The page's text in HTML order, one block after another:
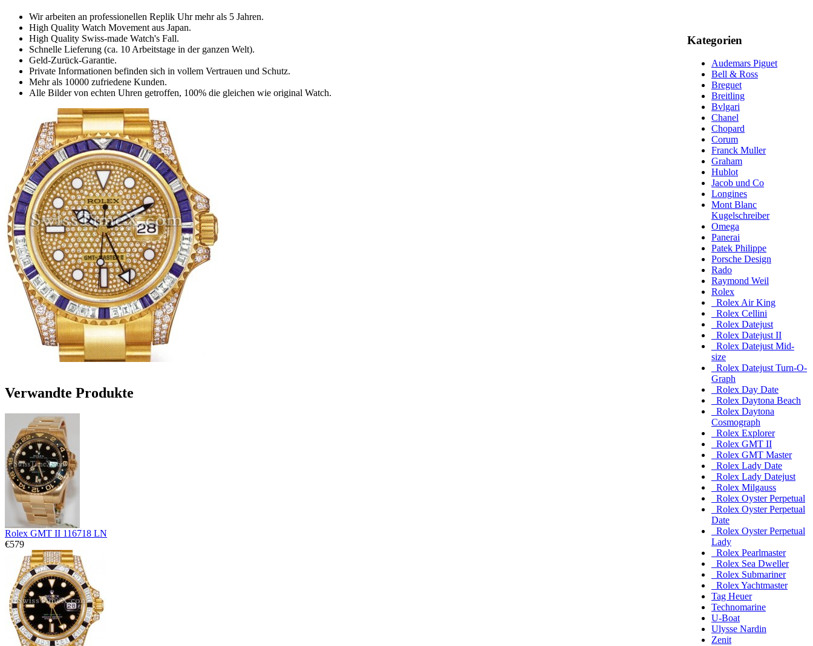
Wir arbeiten an professionellen Replik Uhr mehr als 5 Jahren.
High Quality Watch Movement aus Japan.
High Quality Swiss-made Watch's Fall.
Schnelle Lieferung (ca. 10 Arbeitstage in der ganzen Welt).
Geld-Zurück-Garantie.
Private Informationen befinden sich in vollem Vertrauen und Schutz.
Mehr als 10000 zufriedene Kunden.
Alle Bilder von echten Uhren getroffen, 100% die gleichen wie original Watch.
Verwandte Produkte
Rolex GMT II 116718 LN
€579
Kategorien
Audemars Piguet
Bell & Ross
Breguet
Breitling
Bvlgari
Chanel
Chopard
Corum
Franck Muller
Graham
Hublot
Jacob und Co
Longines
Mont Blanc
Kugelschreiber
Omega
Panerai
Patek Philippe
Porsche Design
Rado
Raymond Weil
Rolex
Rolex Air King
Rolex Cellini
Rolex Datejust
Rolex Datejust II
Rolex Datejust Mid-
size
Rolex Datejust Turn-O-
Graph
Rolex Day Date
Rolex Daytona Beach
Rolex Daytona
Cosmograph
Rolex Explorer
Rolex GMT II
Rolex GMT Master
Rolex Lady Date
Rolex Lady Datejust
Rolex Milgauss
Rolex Oyster Perpetual
Rolex Oyster Perpetual
Date
Rolex Oyster Perpetual
Lady
Rolex Pearlmaster
Rolex Sea Dweller
Rolex Submariner
Rolex Yachtmaster
Tag Heuer
Technomarine
U-Boat
Ulysse Nardin
Zenit